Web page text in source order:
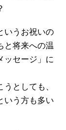
いうお祝いの
と将来への温
ッセージ」に
としても、
いう方も多い